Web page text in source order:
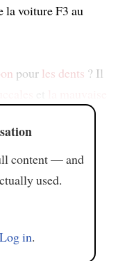
la voiture F3 au
pour les dents ? Il
content — and
used.
Log in.